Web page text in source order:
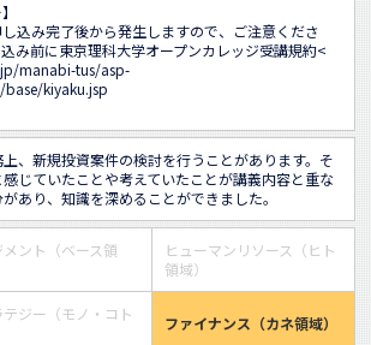
込み完了後から発生しますので、ご注意くださ
み前に東京理科大学オープンカレッジ受講規約<
manabi-tus/asp-
kiyaku.jsp
上、新規投資案件の検討を行うことがあります。そ
感じていたことや考えていたことが講義内容と重な
あり、知識を深めることができました。
ント（ベース領
ヒューマンリソース（ヒト
領域）
テジー（モノ・コト
ファイナンス（カネ領域）